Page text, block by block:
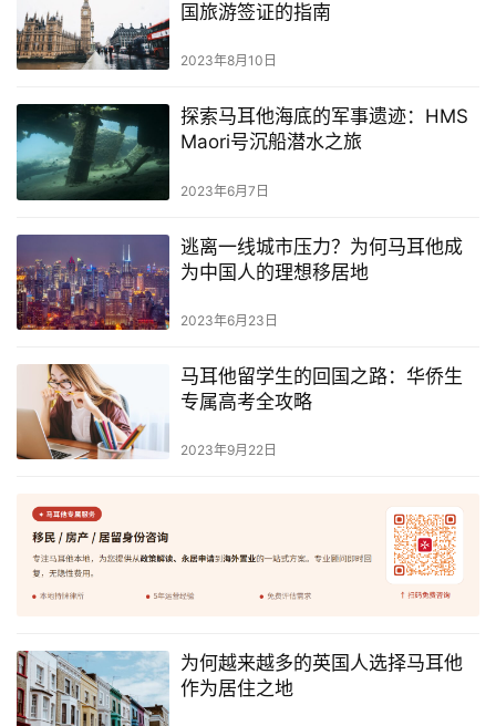
国旅游签证的指南
2023年8月10日
探索马耳他海底的军事遗迹：HMS
Maori号沉船潜水之旅
2023年6月7日
逃离一线城市压力？为何马耳他成
为中国人的理想移居地
2023年6月23日
马耳他留学生的回国之路：华侨生
专属高考全攻略
2023年9月22日
为何越来越多的英国人选择马耳他
作为居住之地